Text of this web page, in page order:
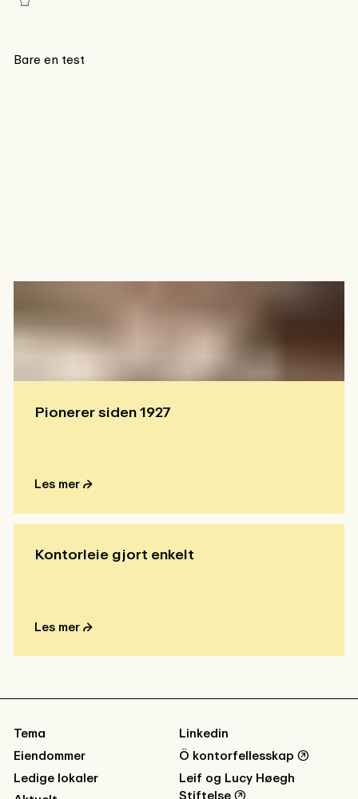
Bare en test
Pionerer siden 1927
Les mer ⮫
Kontorleie gjort enkelt
Les mer ⮫
Tema
Eiendommer
Ledige lokaler
Linkedin
Ö kontorfellesskap ↗
Leif og Lucy Høegh
Stiftelse ↗